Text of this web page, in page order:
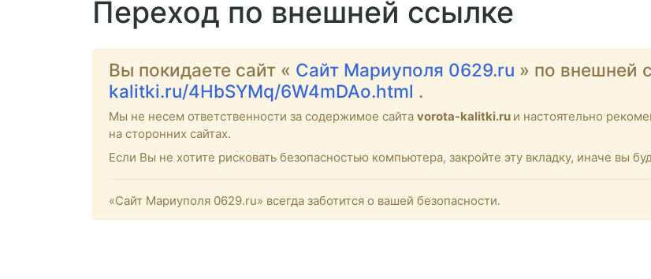
Переход по внешней ссылке
Вы покидаете сайт « Сайт Мариуполя 0629.ru » по внешней
kalitki.ru/4HbSYMq/6W4mDAo.html .
Мы не несем ответственности за содержимое сайта vorota-kalitki.ru и настоятельно
на сторонних сайтах.
Если Вы не хотите рисковать безопасностью компьютера, закройте эту вкладку, иначе вы
«Сайт Мариуполя 0629.ru» всегда заботится о вашей безопасности.